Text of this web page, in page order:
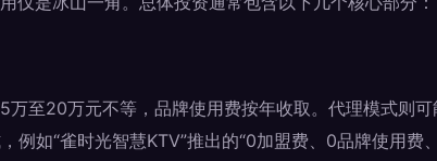
至20万元不等，品牌使用费按年收取。代理模式则可
例如“雀时光智慧KTV”推出的“0加盟费、0品牌使用费